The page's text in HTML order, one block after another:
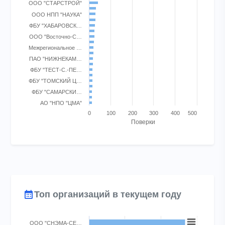
The chart has 1 X axis displaying categories.
The chart has 1 Y axis displaying Поверки. Range: 0 to 500.
Поверки
ООО "СТАРСТРОЙ"
ООО НПП "НАУКА"
ФБУ "ХАБАРОВСК…
ООО "Восточно-С…
Межрегиональное …
ПАО "НИЖНЕКАМ…
ФБУ "ТЕСТ-С.-ПЕ…
ФБУ "ТОМСКИЙ Ц…
ФБУ "САМАРСКИ…
АО "НПО "ЦМА"
0
100 200 300 400 500
Топ организаций в текущем году
ООО "СНЭМА-СЕ…